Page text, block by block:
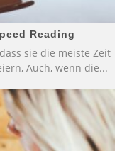
Reading
sie die meiste Zeit
Auch, wenn die...